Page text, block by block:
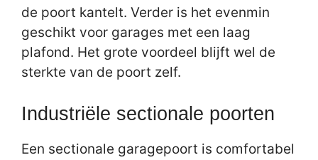
de poort kantelt. Verder is het evenmin
geschikt voor garages met een laag
plafond. Het grote voordeel blijft wel de
sterkte van de poort zelf.
Industriële sectionale poorten
Een sectionale garagepoort is comfortabel